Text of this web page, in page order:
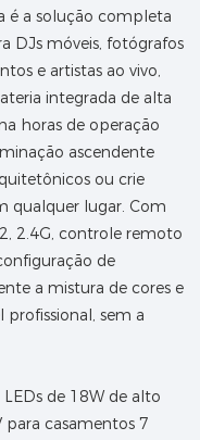
é a solução completa
DJs móveis, fotógrafos
e artistas ao vivo,
integrada de alta
horas de operação
ascendente
ou crie
qualquer lugar. Com
2.4G, controle remoto
de
a mistura de cores e
profissional, sem a